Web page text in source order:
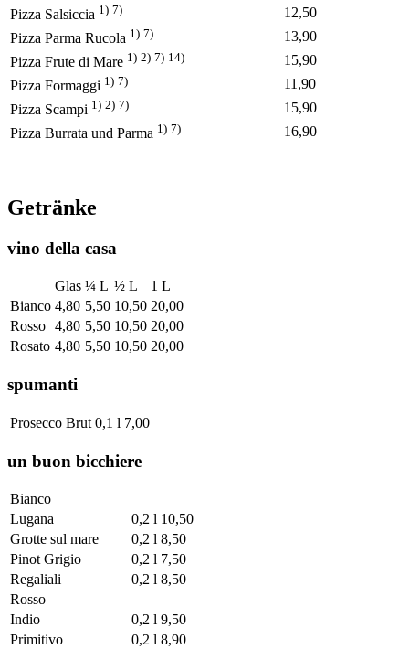
Pizza Salsiccia 1) 7)
12,50
Pizza Parma Rucola 1) 7)
13,90
Pizza Frute di Mare 1) 2) 7) 14)
15,90
Pizza Formaggi 1) 7)
11,90
Pizza Scampi 1) 2) 7)
15,90
Pizza Burrata und Parma 1) 7) 16,90
Getränke
vino della casa
Glas ¼ L ½ L
1 L
Bianco 4,80 5,50 10,50 20,00
Rosso 4,80 5,50 10,50 20,00
Rosato 4,80 5,50 10,50 20,00
spumanti
Prosecco Brut 0,1 l 7,00
un buon bicchiere
Bianco
Lugana
0,2 l 10,50
Grotte sul mare
0,2 l 8,50
Pinot Grigio
0,2 l 7,50
Regaliali
0,2 l 8,50
Rosso
Indio
0,2 l 9,50
Primitivo
0,2 l 8,90